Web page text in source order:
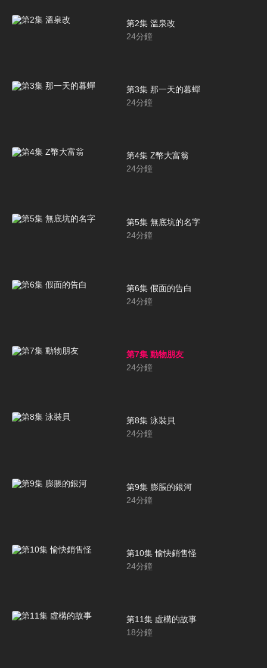
第2集 溫泉改
24分鐘
第3集 那一天的暮蟬
24分鐘
第4集 Z幣大富翁
24分鐘
第5集 無底坑的名字
24分鐘
第6集 假面的告白
24分鐘
第7集 動物朋友
24分鐘
第8集 泳裝貝
24分鐘
第9集 膨脹的銀河
24分鐘
第10集 愉快銷售怪
24分鐘
第11集 虛構的故事
18分鐘